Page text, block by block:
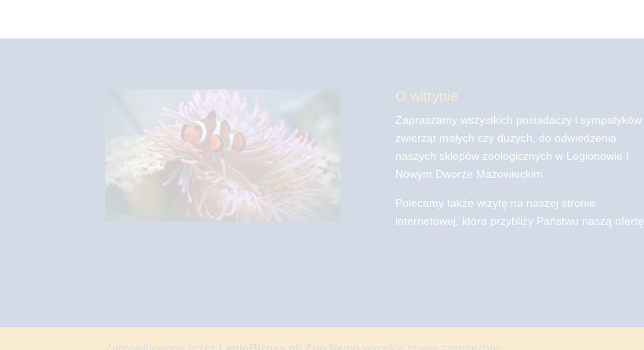
O witrynie
Zapraszamy wszystkich posiadaczy i sympatyków
zwierząt małych czy dużych, do odwiedzenia
naszych sklepów zoologicznych w Legionowie i
Nowym Dworze Mazowieckim
Polecamy także wizytę na naszej stronie
internetowej, która przybliży Państwu naszą ofertę.